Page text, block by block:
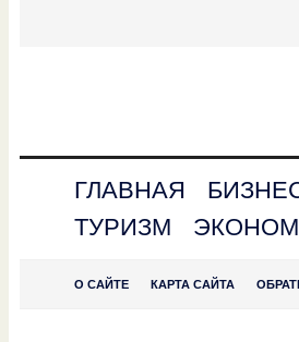
ГЛАВНАЯ
ТУРИЗМ
О САЙТЕ КАРТА САЙТА